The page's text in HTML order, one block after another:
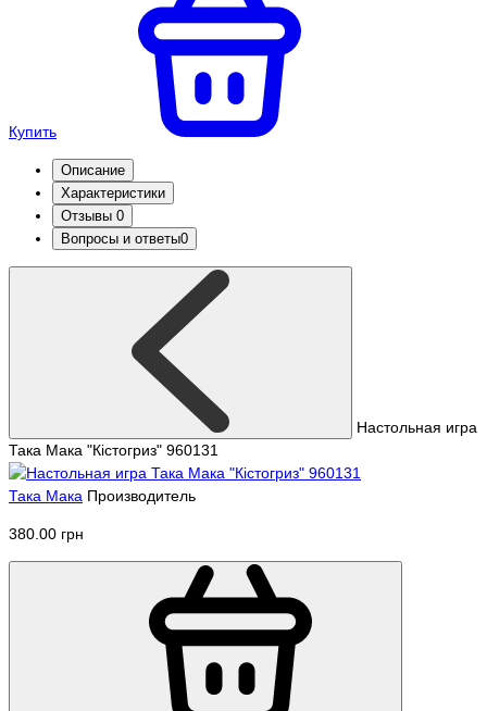
Купить
Описание
Характеристики
Отзывы 0
Вопросы и ответы0
Настольная игра
Така Мака "Кістогриз" 960131
Така Мака Производитель
380.00 грн